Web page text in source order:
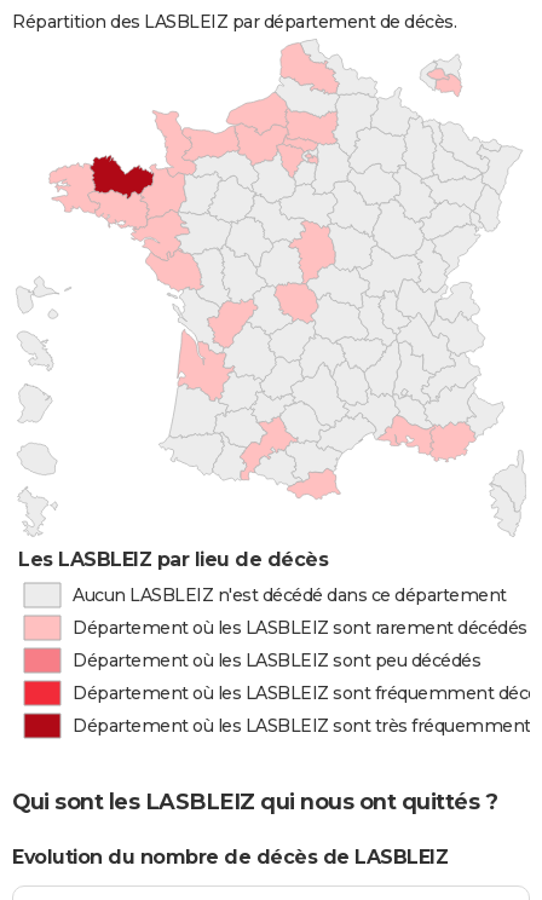
Répartition des LASBLEIZ par département de décès.
Les LASBLEIZ par lieu de décès
Aucun LASBLEIZ n'est décédé dans ce département
Département où les LASBLEIZ sont rarement décédés
Département où les LASBLEIZ sont peu décédés
Département où les LASBLEIZ sont fréquemment
Département où les LASBLEIZ sont très fréquemment
Qui sont les LASBLEIZ qui nous ont quittés ?
Evolution du nombre de décès de LASBLEIZ